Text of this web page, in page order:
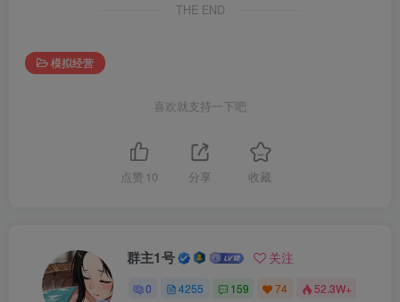
THE END
模拟经营
喜欢就支持一下吧
点赞 10 分享 收藏
群主1号 关注
0 4255 159 74 52.3W+